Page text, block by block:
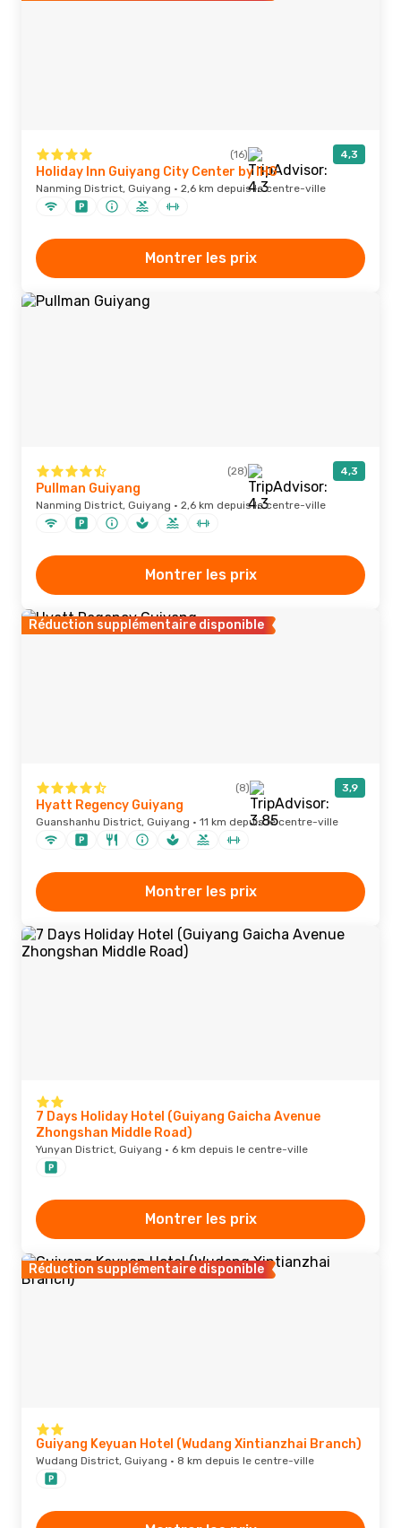
(16) 4,3
Holiday Inn Guiyang City Center by IHG
Nanming District, Guiyang · 2,6 km depuis le centre-ville
Montrer les prix
(28) 4,3
Pullman Guiyang
Nanming District, Guiyang · 2,6 km depuis le centre-ville
Montrer les prix
Réduction supplémentaire disponible
(8) 3,9
Hyatt Regency Guiyang
Guanshanhu District, Guiyang · 11 km depuis le centre-ville
Montrer les prix
7 Days Holiday Hotel (Guiyang Gaicha Avenue
Zhongshan Middle Road)
Yunyan District, Guiyang · 6 km depuis le centre-ville
Montrer les prix
Réduction supplémentaire disponible
Guiyang Keyuan Hotel (Wudang Xintianzhai Branch)
Wudang District, Guiyang · 8 km depuis le centre-ville